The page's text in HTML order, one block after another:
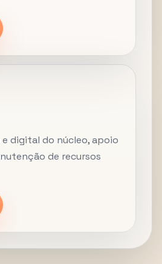
digital do núcleo, apoio
de recursos